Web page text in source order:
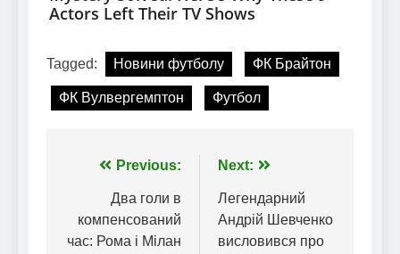
Tagged: Новини футболу ФК Брайтон
ФК Вулвергемптон Футбол
Навігація
записів
Previous:
Два голи в
компенсований
час: Рома і Мілан
Next:
Легендарний
Андрій Шевченко
висловився про